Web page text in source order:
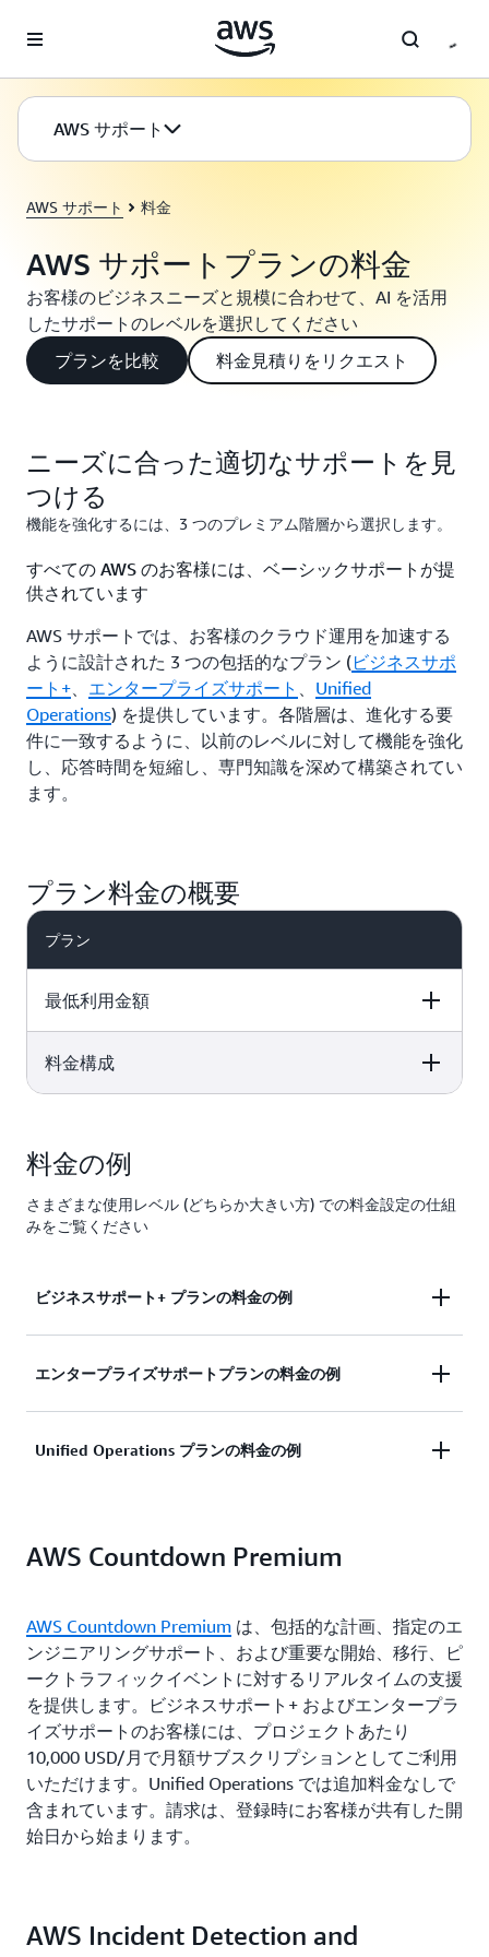
AWS サポート
AWS サポート 料金
AWS サポートプランの料金
お客様のビジネスニーズと規模に合わせて、AI を活用
したサポートのレベルを選択してください
プランを比較
料金見積りをリクエスト
ニーズに合った適切なサポートを見
つける
機能を強化するには、3 つのプレミアム階層から選択します。
すべての AWS のお客様には、ベーシックサポートが提
供されています
AWS サポートでは、お客様のクラウド運用を加速する
ように設計された 3 つの包括的なプラン (ビジネスサポ
ート+、 エンタープライズサポート 、 Unified
Operations) を提供しています。各階層は、進化する要
件に一致するように、以前のレベルに対して機能を強化
し、応答時間を短縮し、専門知識を深めて構築されてい
ます。
プラン料金の概要
プラン
最低利用金額
ビジネスサポート
Unified
アカウントあたり
29 USD/月
料金構成
どちらか大きい方:
の月額 AWS 使用
月額 AWS 使用料
10,000〜80,000
月額 AWS 使用料
80,000〜250,000
USD の 5%
250,000 USD を超
える月額 AWS 使
用料の 3%
どちらか大きい方:
- または -
料の 10%
150,000〜500,000
USD の 7%
月額 AWS 使用料
500,000〜
1,000,000 USD の
5%
1,000,000 USD を
超える月額 AWS
使用料の 3%
1,000,000 USD
下の月額 AWS
6%
5,000,000 USD
超える月額 AWS
使用料の 5%
料金の例
さまざまな使用レベル (どちらか大きい方) での料金設定の仕組
みをご覧ください
ビジネスサポート+ プランの料金の例
月額 AWS 使用料が 20,000 USD の場合:
10,000 USD × 9% = 900 USD (最大 10,000 USD
の使用料の 9%)
合計 = 1,600 USD
エンタープライズサポートプランの料金の例
月額 AWS 使用料が 750,000 USD の場合:
150,000 USD の使用料の 10%)
250,000 USD × 5% = 12.500 USD (500,000～
1,000,000 USD の使用料の 5%)
合計 = 52,000 USD
Unified Operations プランの料金の例
1,000,000 USD の使用料の 10%)
500,000 USD × 6% = 30,000 USD (1,000,000～
5,000,000 USD の使用料の 6%)
合計 = 130,000 USD
AWS Countdown Premium
AWS Countdown Premium は、包括的な計画、指定のエ
ンジニアリングサポート、および重要な開始、移行、ピ
ークトラフィックイベントに対するリアルタイムの支援
を提供します。ビジネスサポート+ およびエンタープラ
イズサポートのお客様には、プロジェクトあたり
10,000 USD/月で月額サブスクリプションとしてご利用
いただけます。Unified Operations では追加料金なしで
含まれています。請求は、登録時にお客様が共有した開
始日から始まります。
AWS Incident Detection and